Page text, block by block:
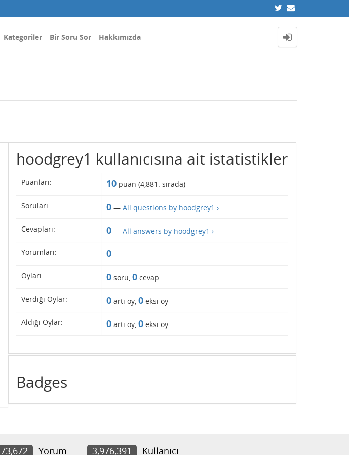
Kategoriler Bir Soru Sor Hakkımızda
hoodgrey1 kullanıcısına ait istatistikler
Puanları: 10puan (4,881 . sırada)
Soruları: 0— All questions by hoodgrey1 ›
Cevapları: 0— All answers by hoodgrey1 ›
Yorumları: 0
Oyları: 0soru, 0cevap
Verdiği Oylar: 0artı oy, 0eksi oy
Aldığı Oylar: 0artı oy, 0eksi oy
Badges
73,672 Yorum 3,976,391 Kullanıcı